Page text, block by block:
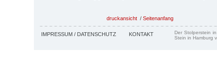
druckansicht / Seitenanfang
IMPRESSUM / DATENSCHUTZ KONTAKT
Der Stolperstein
Stein in Hamburg